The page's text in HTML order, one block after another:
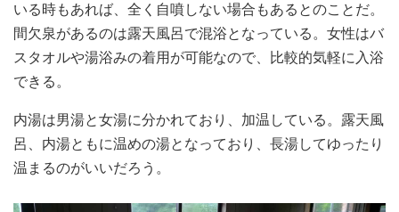
いる時もあれば、全く自噴しない場合もあるとのことだ。
間欠泉があるのは露天風呂で混浴となっている。女性はバ
スタオルや湯浴みの着用が可能なので、比較的気軽に入浴
できる。
内湯は男湯と女湯に分かれており、加温している。露天風
呂、内湯ともに温めの湯となっており、長湯してゆったり
温まるのがいいだろう。